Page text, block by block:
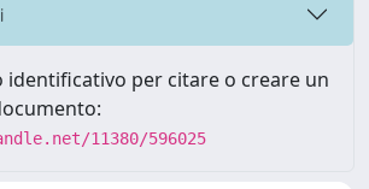
identificativo per citare o creare un
11380/596025